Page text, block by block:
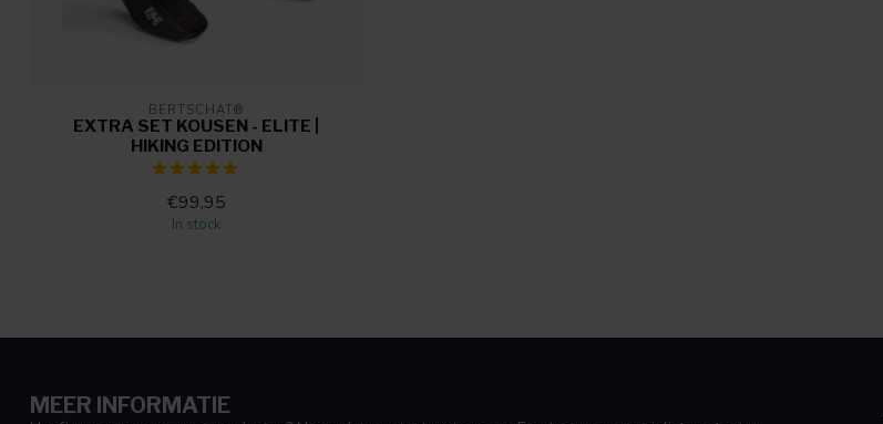
Willy
Posted on 14 January 2023 at 08:45
BERTSCHAT®
EXTRA SET KOUSEN - ELITE |
HIKING EDITION
€99,95
In stock
MEER INFORMATIE